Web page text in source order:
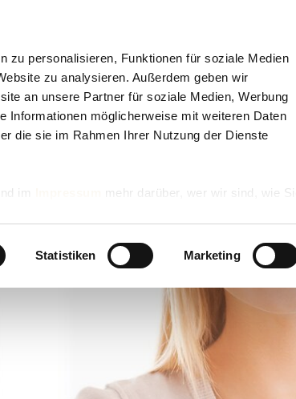
zu personalisieren, Funktionen für soziale Medien
zu analysieren. Außerdem geben wir
an unsere Partner für soziale Medien, Werbung
Informationen möglicherweise mit weiteren Daten
die sie im Rahmen Ihrer Nutzung der Dienste
im
mehr darüber, wer wir sind, wie Sie
Statistiken Marketing